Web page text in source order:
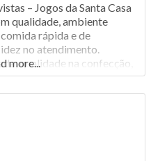
– Jogos da Santa Casa
qualidade, ambiente
rápida e de
no atendimento.
qualidade na confecção,
familiar o que a
e típica. Diárias
more...